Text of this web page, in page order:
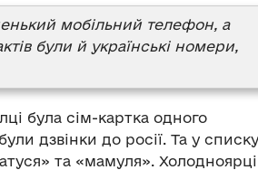
мобільний телефон, а
були й українські номери,
була сім-картка одного
дзвінки до росії. Та у списку
та «мамуля». Холодноярці